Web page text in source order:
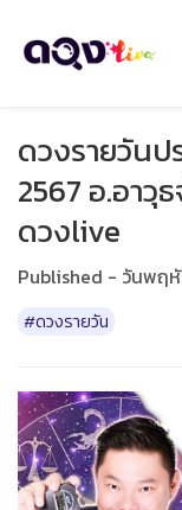
ดวงรายวันป
2567 อ.อา
ดวงlive
Published - วันพฤ
#ดวงรายวัน